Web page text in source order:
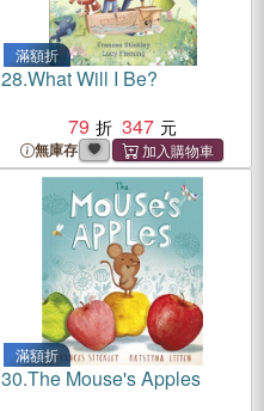
滿額折
28.What Will I Be?
79
347
無庫存
滿額折
30.The Mouse's Apples